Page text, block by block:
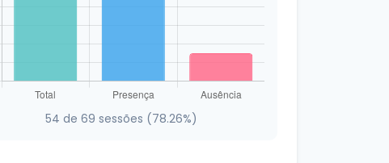
54 de 69 sessões (78.26%)